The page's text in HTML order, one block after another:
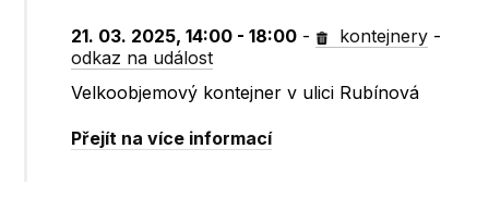
21. 03. 2025, 14:00 - 18:00 - kontejnery -
odkaz na událost
Velkoobjemový kontejner v ulici Rubínová
Přejít na více informací